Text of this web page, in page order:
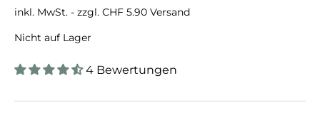
inkl. MwSt. - zzgl. CHF 5.90 Versand
Nicht auf Lager
4 Bewertungen